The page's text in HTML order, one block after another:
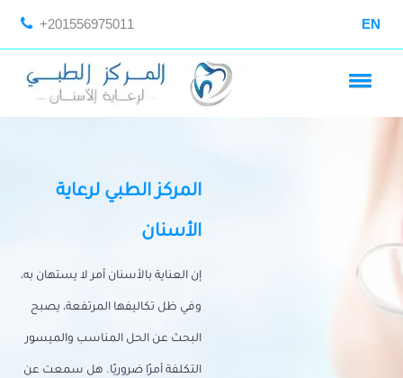
+201556975011 EN
المركز الطبي لرعاية
الأسنان
إن العناية بالأسنان أمر لا يستهان به،
وفي ظل تكاليفها المرتفعة، يصبح
البحث عن الحل المناسب والميسور
التكلفة أمرًا ضروريًا. هل سمعت عن